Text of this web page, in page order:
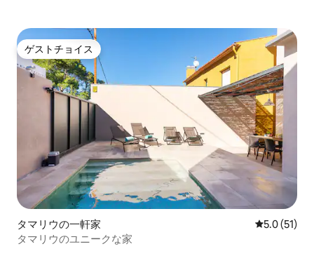
ゲストチョイス
ゲストチョイス
タマリウの一軒家 レビュー51
5.0 (51)
タマリウのユニークな家